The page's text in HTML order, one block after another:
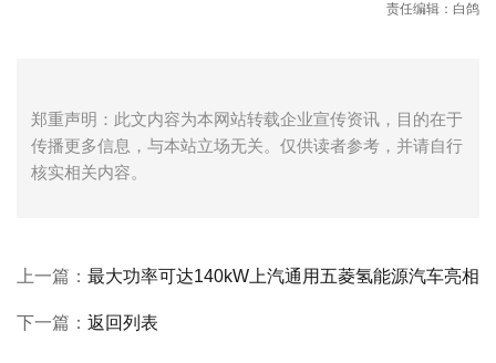
责任编辑：白鸽
郑重声明：此文内容为本网站转载企业宣传资讯，目的在于
传播更多信息，与本站立场无关。仅供读者参考，并请自行
核实相关内容。
上一篇： 最大功率可达140kW上汽通用五菱氢能源汽车亮相
下一篇： 返回列表